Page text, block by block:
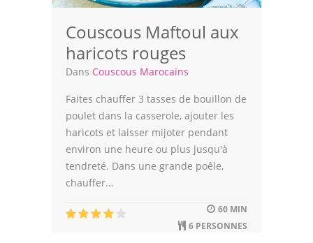
Couscous Maftoul aux
haricots rouges
Dans Couscous Marocains
Faites chauffer 3 tasses de bouillon de
poulet dans la casserole, ajouter les
haricots et laisser mijoter pendant
environ une heure ou plus jusqu'à
tendreté. Dans une grande poêle,
chauffer...
60 MIN
6 PERSONNES